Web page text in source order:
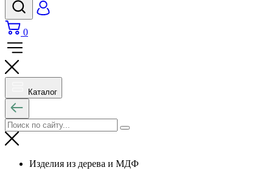
0
Каталог
Изделия из дерева и МДФ